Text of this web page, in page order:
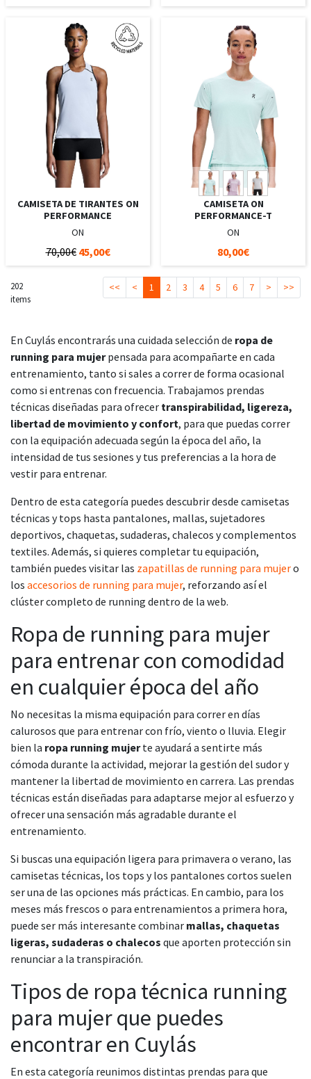
CAMISETA DE TIRANTES ON
PERFORMANCE
ON
70,00€ 45,00€
CAMISETA ON
PERFORMANCE-T
ON
80,00€
202
items
<< < 1 2 3 4 5 6 7 > >>
En Cuylás encontrarás una cuidada selección de ropa de
running para mujerpensada para acompañarte en cada
entrenamiento, tanto si sales a correr de forma ocasional
como si entrenas con frecuencia. Trabajamos prendas
técnicas diseñadas para ofrecer transpirabilidad, ligereza,
libertad de movimiento y confort, para que puedas correr
con la equipación adecuada según la época del año, la
intensidad de tus sesiones y tus preferencias a la hora de
vestir para entrenar.
Dentro de esta categoría puedes descubrir desde camisetas
técnicas y tops hasta pantalones, mallas, sujetadores
deportivos, chaquetas, sudaderas, chalecos y complementos
textiles. Además, si quieres completar tu equipación,
también puedes visitar las zapatillas de running para mujero
los accesorios de running para mujer, reforzando así el
clúster completo de running dentro de la web.
Ropa de running para mujer
para entrenar con comodidad
en cualquier época del año
No necesitas la misma equipación para correr en días
calurosos que para entrenar con frío, viento o lluvia. Elegir
bien la ropa running mujerte ayudará a sentirte más
cómoda durante la actividad, mejorar la gestión del sudor y
mantener la libertad de movimiento en carrera. Las prendas
técnicas están diseñadas para adaptarse mejor al esfuerzo y
ofrecer una sensación más agradable durante el
entrenamiento.
Si buscas una equipación ligera para primavera o verano, las
camisetas técnicas, los tops y los pantalones cortos suelen
ser una de las opciones más prácticas. En cambio, para los
meses más frescos o para entrenamientos a primera hora,
puede ser más interesante combinar mallas, chaquetas
ligeras, sudaderas o chalecos que aporten protección sin
renunciar a la transpiración.
Tipos de ropa técnica running
para mujer que puedes
encontrar en Cuylás
En esta categoría reunimos distintas prendas para que